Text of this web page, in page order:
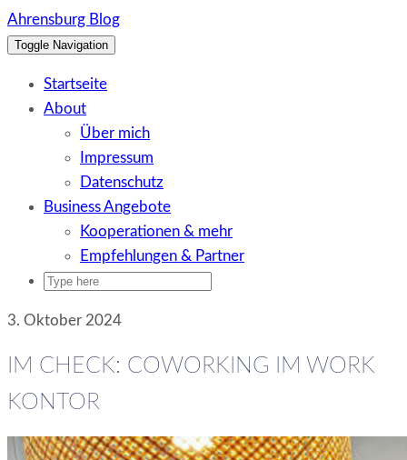
Skip
to
Ahrensburg Blog
Toggle Navigation
Startseite
About
Über mich
Impressum
Datenschutz
Business Angebote
Kooperationen & mehr
Empfehlungen & Partner
3. Oktober 2024
IM CHECK: COWORKING IM WORK
KONTOR